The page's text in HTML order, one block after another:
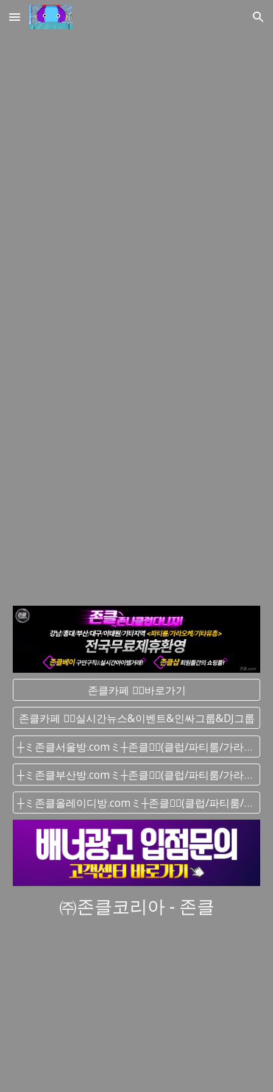
Skip to main content Skip to navigation
존클카페 ❤️‍🔥바로가기
존클카페 ❤️‍🔥실시간 뉴스&이벤트&인싸그룹&DJ그룹
┼ミ존클서울방.comミ┼존클❤️‍🔥(클럽/파티룸/가라오케) - 단톡방
┼ミ존클부산방.comミ┼존클❤️‍🔥(클럽/파티룸/가라오케) - 단톡방
┼ミ존클올레이디방.comミ┼존클❤️‍🔥(클럽/파티룸/가라오케) - 단톡방
㈜존클코리아 - 존클